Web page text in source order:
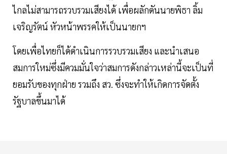
ไกลไม่สามารถรวบรวมเสียงได้ เพื่อผลักดันนายพิธา ลิ้ม
เจริญรัตน์ หัวหน้าพรรคให้เป็นนายกฯ
โดยเพื่อไทยก็ได้ดำเนินการรวบรวมเสียง และนำเสนอ
สมการใหม่ซึ่งมีควมมั่นใจว่าสมการดังกล่าวเหล่านี้จะเป็นที่
ยอมรับของทุกฝ่าย รวมถึง สว. ซึ่งจะทำให้เกิดการจัดตั้ง
รัฐบาลขึ้นมาได้